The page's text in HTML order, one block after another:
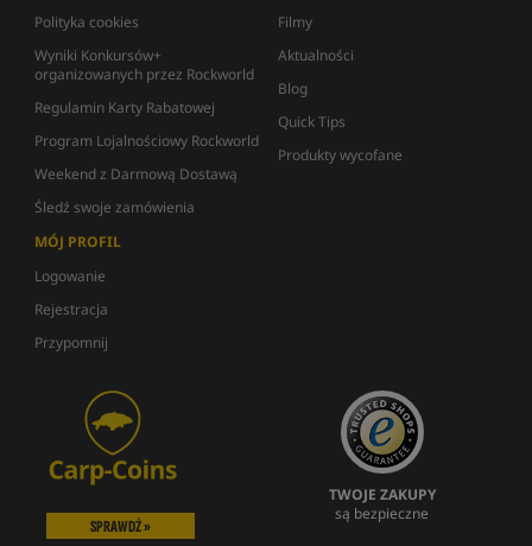
Polityka cookies
Wyniki Konkursów+
organizowanych przez Rockworld
Regulamin Karty Rabatowej
Program Lojalnościowy Rockworld
Weekend z Darmową Dostawą
Śledź swoje zamówienia
Filmy
Aktualności
Blog
Quick Tips
Produkty wycofane
MÓJ PROFIL
Logowanie
Rejestracja
Przypomnij
SPRAWDŹ »
TWOJE ZAKUPY
są bezpieczne